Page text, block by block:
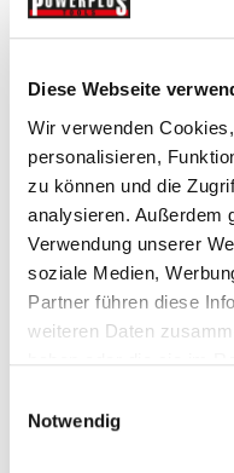
Diese Webseite
Wir verwenden
personalisieren,
zu können und die
analysieren. Außerdem
Verwendung unserer
soziale Medien,
Partner führen diese
weiteren Daten
Notwendig
Schaumstoffeinlage 77
Einsaetze-Fuer-
€ 19,95